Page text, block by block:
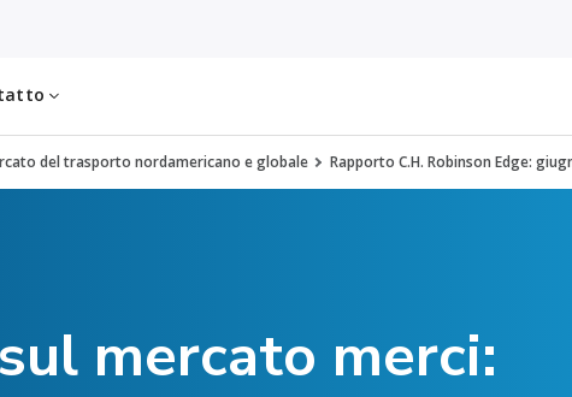
del trasporto nordamericano e globale Rapporto C.H. Robinson Edge:
mercato merci: